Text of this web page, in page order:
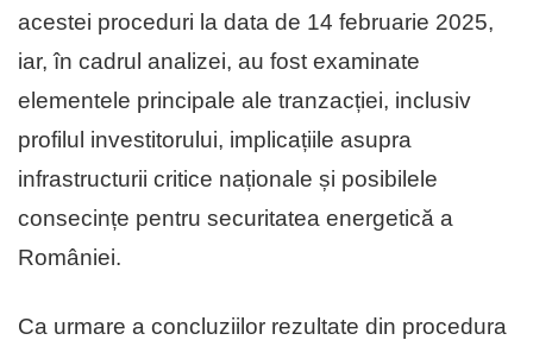
acestei proceduri la data de 14 februarie 2025,
iar, în cadrul analizei, au fost examinate
elementele principale ale tranzacției, inclusiv
profilul investitorului, implicațiile asupra
infrastructurii critice naționale și posibilele
consecințe pentru securitatea energetică a
României.
Ca urmare a concluziilor rezultate din procedura